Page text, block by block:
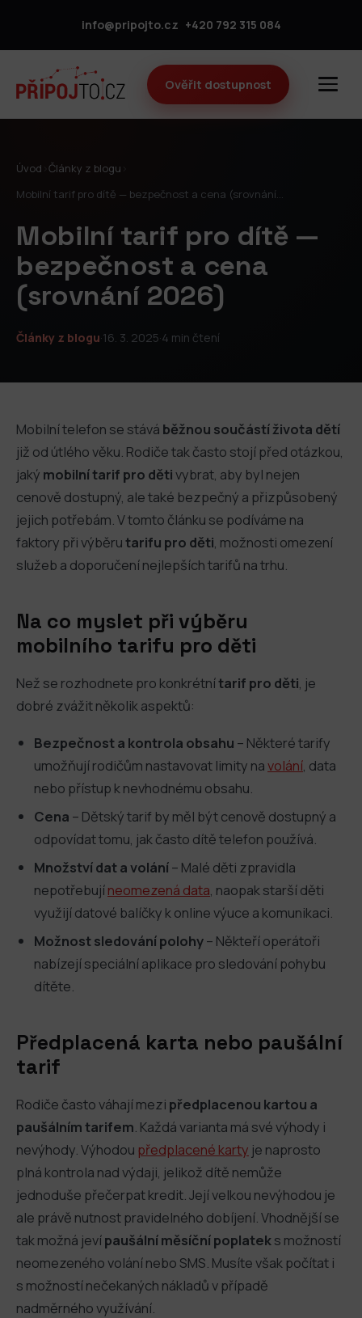
info@pripojto.cz +420 792 315 084
Ověřit dostupnost
Úvod Články z blogu
Mobilní tarif pro dítě — bezpečnost a cena (srovnání…
Mobilní tarif pro dítě —
bezpečnost a cena
(srovnání 2026)
Články z blogu·16. 3. 2025·4 min čtení
Mobilní telefon se stává běžnou součástí života dětí
již od útlého věku. Rodiče tak často stojí před otázkou,
jaký mobilní tarif pro dětivybrat, aby byl nejen
cenově dostupný, ale také bezpečný a přizpůsobený
jejich potřebám. V tomto článku se podíváme na
faktory při výběrutarifu pro děti , možnosti omezení
služeb a doporučení nejlepších tarifů na trhu.
Na co myslet při výběru
mobilního tarifu pro děti
Než se rozhodnete pro konkrétnítarif pro děti , je
dobré zvážit několik aspektů:
Bezpečnost a kontrola obsahu – Některé tarify
umožňují rodičům nastavovat limity navolání , data
nebo přístup k nevhodnému obsahu.
Cena – Dětský tarif by měl být cenově dostupný a
odpovídat tomu, jak často dítě telefon používá.
Množství dat a volání– Malé děti zpravidla
nepotřebujíneomezená data , naopak starší děti
využijí datové balíčky k online výuce a komunikaci.
Možnost sledování polohy– Někteří operátoři
nabízejí speciální aplikace pro sledování pohybu
dítěte.
Předplacená karta nebo paušální
tarif
Rodiče často váhají mezi předplacenou kartou a
paušálním tarifem . Každá varianta má své výhody i
nevýhody. Výhodou předplacené karty je naprosto
plná kontrola nad výdaji, jelikož dítě nemůže
jednoduše přečerpat kredit. Její velkou nevýhodou je
ale právě nutnost pravidelného dobíjení. Vhodnější se
tak možná jevípaušální měsíční poplateks možností
neomezeného volání nebo SMS. Musíte však počítat i
s možností nečekaných nákladů v případě
nadměrného využívání.